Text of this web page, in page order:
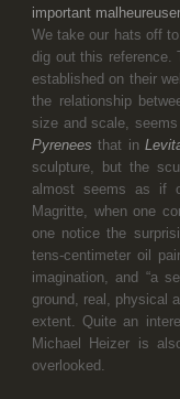
important
We take our hats off
dig out this reference.
established on their
the relationship
size and scale,
Pyrenees that in
sculpture, but the
almost seems as if
Magritte, when one
one notice the
tens-centimeter oil
imagination, and “a
ground, real, physical
extent. Quite an
Michael Heizer is
overlooked.